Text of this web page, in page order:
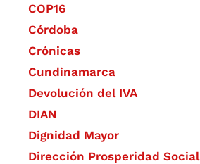
COP16
Córdoba
Crónicas
Cundinamarca
Devolución del IVA
DIAN
Dignidad Mayor
Dirección Prosperidad Social